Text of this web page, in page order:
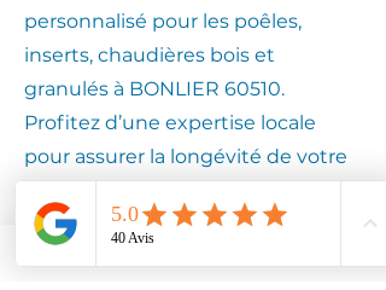
personnalisé pour les poêles,
inserts, chaudières bois et
granulés à BONLIER 60510.
Profitez d’une expertise locale
pour assurer la longévité de votre